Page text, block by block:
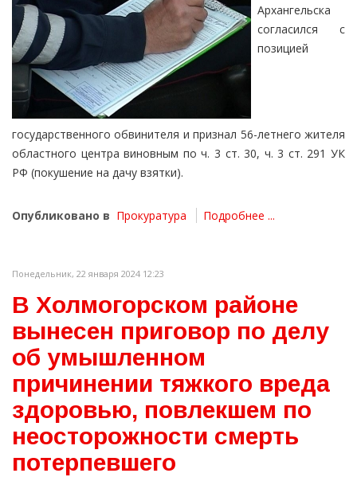
Архангельска
согласился с
позицией
государственного обвинителя и признал 56-летнего жителя
областного центра виновным по ч. 3 ст. 30, ч. 3 ст. 291 УК
РФ (покушение на дачу взятки).
Опубликовано в Прокуратура Подробнее ...
Понедельник, 22 января 2024 12:23
В Холмогорском районе
вынесен приговор по делу
об умышленном
причинении тяжкого вреда
здоровью, повлекшем по
неосторожности смерть
потерпевшего